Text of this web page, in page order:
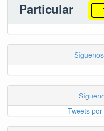
Particular
Tweets